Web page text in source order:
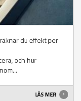
du effekt per
och hur
LÄS MER